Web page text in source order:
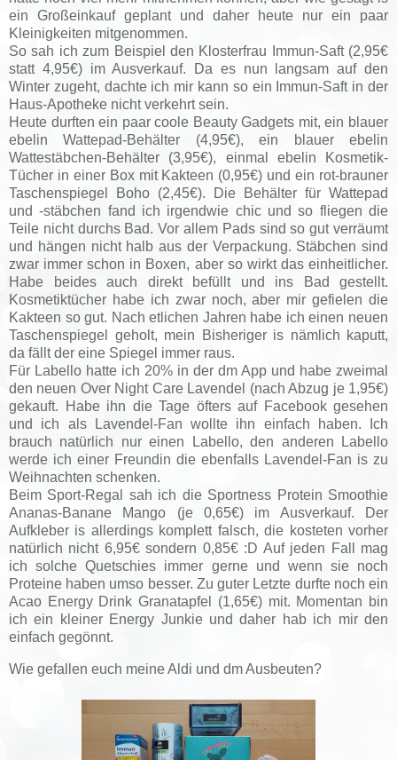
ein Großeinkauf geplant und daher heute nur ein paar
Kleinigkeiten mitgenommen.
So sah ich zum Beispiel den Klosterfrau Immun-Saft (2,95€
statt 4,95€) im Ausverkauf. Da es nun langsam auf den
Winter zugeht, dachte ich mir kann so ein Immun-Saft in der
Haus-Apotheke nicht verkehrt sein.
Heute durften ein paar coole Beauty Gadgets mit, ein blauer
ebelin Wattepad-Behälter (4,95€), ein blauer ebelin
Wattestäbchen-Behälter (3,95€), einmal ebelin Kosmetik-
Tücher in einer Box mit Kakteen (0,95€) und ein rot-brauner
Taschenspiegel Boho (2,45€). Die Behälter für Wattepad
und -stäbchen fand ich irgendwie chic und so fliegen die
Teile nicht durchs Bad. Vor allem Pads sind so gut verräumt
und hängen nicht halb aus der Verpackung. Stäbchen sind
zwar immer schon in Boxen, aber so wirkt das einheitlicher.
Habe beides auch direkt befüllt und ins Bad gestellt.
Kosmetiktücher habe ich zwar noch, aber mir gefielen die
Kakteen so gut. Nach etlichen Jahren habe ich einen neuen
Taschenspiegel geholt, mein Bisheriger is nämlich kaputt,
da fällt der eine Spiegel immer raus.
Für Labello hatte ich 20% in der dm App und habe zweimal
den neuen Over Night Care Lavendel (nach Abzug je 1,95€)
gekauft. Habe ihn die Tage öfters auf Facebook gesehen
und ich als Lavendel-Fan wollte ihn einfach haben. Ich
brauch natürlich nur einen Labello, den anderen Labello
werde ich einer Freundin die ebenfalls Lavendel-Fan is zu
Weihnachten schenken.
Beim Sport-Regal sah ich die Sportness Protein Smoothie
Ananas-Banane Mango (je 0,65€) im Ausverkauf. Der
Aufkleber is allerdings komplett falsch, die kosteten vorher
natürlich nicht 6,95€ sondern 0,85€ :D Auf jeden Fall mag
ich solche Quetschies immer gerne und wenn sie noch
Proteine haben umso besser. Zu guter Letzte durfte noch ein
Acao Energy Drink Granatapfel (1,65€) mit. Momentan bin
ich ein kleiner Energy Junkie und daher hab ich mir den
einfach gegönnt.
Wie gefallen euch meine Aldi und dm Ausbeuten?